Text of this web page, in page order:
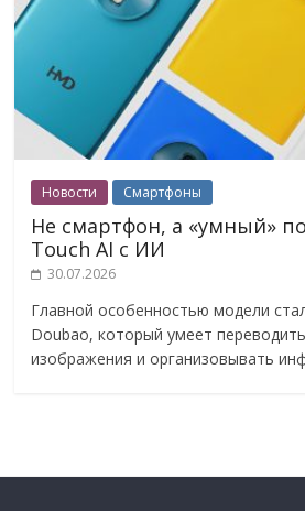
Новости Смартфоны
Не смартфон, а «умный»
Touch AI с ИИ
30.07.2026
Главной особенностью модели
Doubao, который умеет
изображения и организовывать